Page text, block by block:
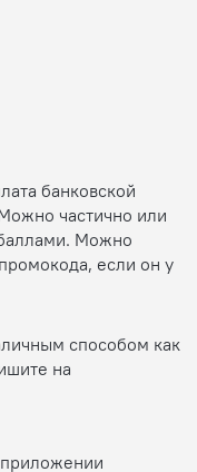
банковской
частично или
Можно
если он у
способом как
на